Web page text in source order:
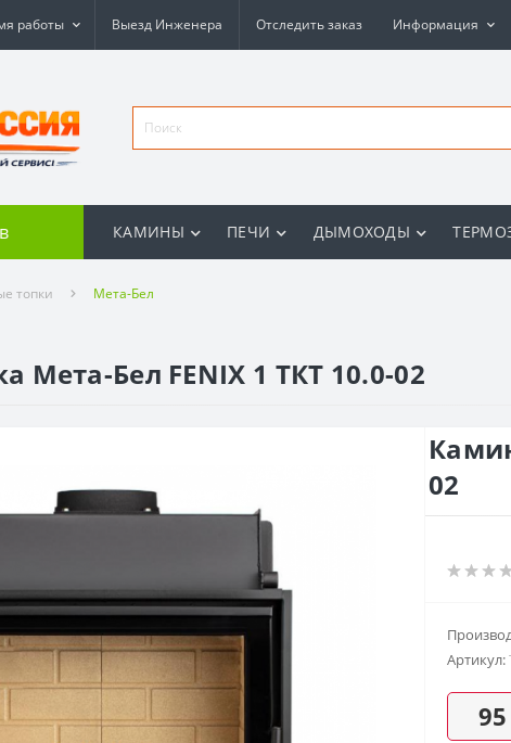
работы Выезд Инженера Отследить заказ Информация
КАМИНЫ ПЕЧИ ДЫМОХОДЫ
топки Мета-Бел
Мета-Бел FENIX 1 ТКТ 10.0-02
02
Артикул: